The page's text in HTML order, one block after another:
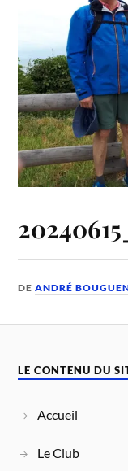
DEANDRÉ
LE CONTENU DU
Accueil
Le Club